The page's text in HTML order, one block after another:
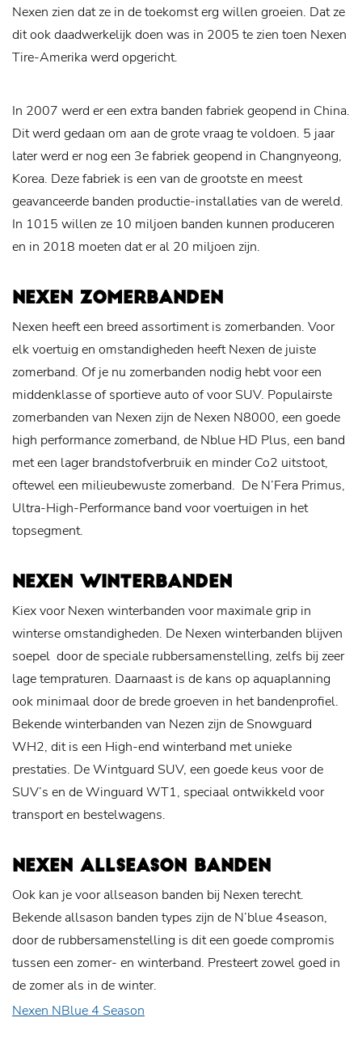
Nexen zien dat ze in de toekomst erg willen groeien. Dat ze
dit ook daadwerkelijk doen was in 2005 te zien toen Nexen
Tire-Amerika werd opgericht.
In 2007 werd er een extra banden fabriek geopend in China.
Dit werd gedaan om aan de grote vraag te voldoen. 5 jaar
later werd er nog een 3e fabriek geopend in Changnyeong,
Korea. Deze fabriek is een van de grootste en meest
geavanceerde banden productie-installaties van de wereld.
In 1015 willen ze 10 miljoen banden kunnen produceren
en in 2018 moeten dat er al 20 miljoen zijn.
NEXEN ZOMERBANDEN
Nexen heeft een breed assortiment is zomerbanden. Voor
elk voertuig en omstandigheden heeft Nexen de juiste
zomerband. Of je nu zomerbanden nodig hebt voor een
middenklasse of sportieve auto of voor SUV. Populairste
zomerbanden van Nexen zijn de Nexen N8000, een goede
high performance zomerband, de Nblue HD Plus, een band
met een lager brandstofverbruik en minder Co2 uitstoot,
oftewel een milieubewuste zomerband. De N’Fera Primus,
Ultra-High-Performance band voor voertuigen in het
topsegment.
NEXEN WINTERBANDEN
Kiex voor Nexen winterbanden voor maximale grip in
winterse omstandigheden. De Nexen winterbanden blijven
soepel door de speciale rubbersamenstelling, zelfs bij zeer
lage tempraturen. Daarnaast is de kans op aquaplanning
ook minimaal door de brede groeven in het bandenprofiel.
Bekende winterbanden van Nezen zijn de Snowguard
WH2, dit is een High-end winterband met unieke
prestaties. De Wintguard SUV, een goede keus voor de
SUV’s en de Winguard WT1, speciaal ontwikkeld voor
transport en bestelwagens.
NEXEN ALLSEASON BANDEN
Ook kan je voor allseason banden bij Nexen terecht.
Bekende allsason banden types zijn de N’blue 4season,
door de rubbersamenstelling is dit een goede compromis
tussen een zomer- en winterband. Presteert zowel goed in
de zomer als in de winter.
Nexen NBlue 4 Season